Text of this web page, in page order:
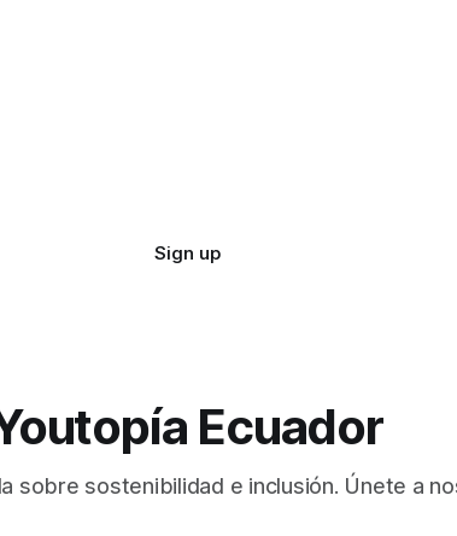
Sign up
Ecuador
sobre sostenibilidad e inclusión. Únete a